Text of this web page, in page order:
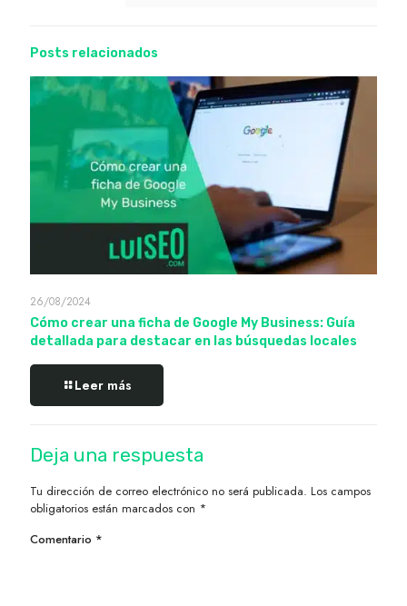
Posts relacionados
26/08/2024
Cómo crear una ficha de Google My Business: Guía
detallada para destacar en las búsquedas locales
Leer más
Deja una respuesta
Tu dirección de correo electrónico no será publicada. Los campos
obligatorios están marcados con *
Comentario *